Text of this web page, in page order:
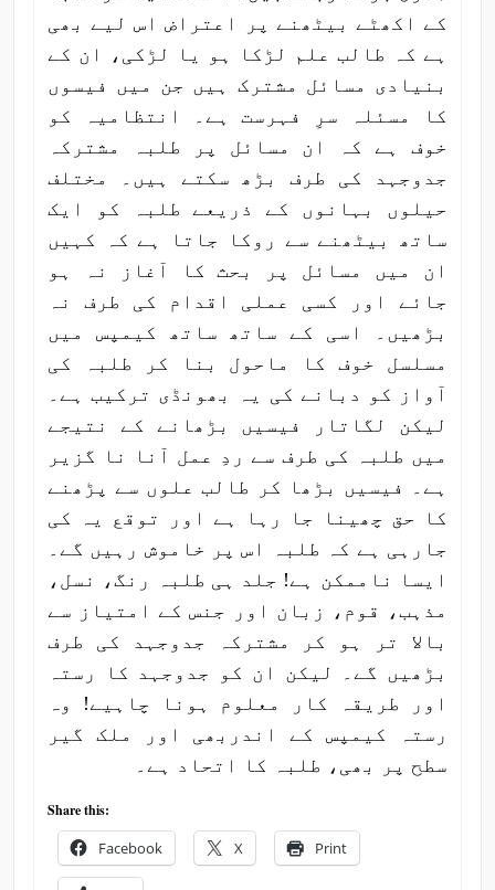
کے اکھٹے بیٹھنے پر اعتراض اس لیے بھی
ہے کہ طالب علم لڑکا ہو یا لڑکی، ان کے
بنیادی مسائل مشترک ہیں جن میں فیسوں
کا مسئلہ سرِ فہرست ہے۔ انتظامیہ کو
خوف ہے کہ ان مسائل پر طلبہ مشترکہ
جدوجہد کی طرف بڑھ سکتے ہیں۔ مختلف
حیلوں بہانوں کے ذریعے طلبہ کو ایک
ساتھ بیٹھنے سے روکا جاتا ہے کہ کہیں
ان میں مسائل پر بحث کا آغاز نہ ہو
جائے اور کسی عملی اقدام کی طرف نہ
بڑھیں۔ اسی کے ساتھ ساتھ کیمپس میں
مسلسل خوف کا ماحول بنا کر طلبہ کی
آواز کو دبانے کی یہ بھونڈی ترکیب ہے۔
لیکن لگاتار فیسیں بڑھانے کے نتیجے
میں طلبہ کی طرف سے ردِ عمل آنا نا گزیر
ہے۔ فیسیں بڑھا کر طالب علوں سے پڑھنے
کا حق چھینا جا رہا ہے اور توقع یہ کی
جارہی ہے کہ طلبہ اس پر خاموش رہیں گے۔
ایسا ناممکن ہے! جلد ہی طلبہ رنگ، نسل،
مذہب، قوم، زبان اور جنس کے امتیاز سے
بالا تر ہو کر مشترکہ جدوجہد کی طرف
بڑھیں گے۔ لیکن ان کو جدوجہد کا رستہ
اور طریقہ کار معلوم ہونا چاہیے! وہ
رستہ کیمپس کے اندربھی اور ملک گیر
سطح پر بھی، طلبہ کا اتحاد ہے۔
Share this:
Facebook X Print